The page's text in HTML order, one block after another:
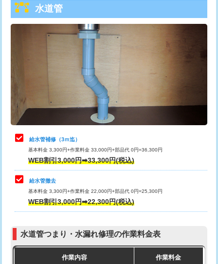
給水管工事※（ライニング鋼管・銅
管・ポリ管・HT管使用/3ｍまで)
給水管工事※（ライニング鋼管・銅
管・ポリ管・HT管使用/3ｍ超え)
排水管工事（土の掘削・埋め戻し作
11,000円~
排水管工事（排水管工事/3ｍまで） 55,000円
排水管工事（追加 排水管工事/3ｍ超
マス交換（土の掘削・埋め戻し作業）
マス交換（深さ50㎝未満）
マス交換（深さ50㎝以上）
コンクリート斫り（厚さ10㎝まで）
トーラー機使用/3mまで
追加トーラー機使用/3m超え
33,000円
8,800円
止水・漏水調査・防水処理・清掃・修
理・調整・分解・加工など（軽作業）
11,000円
止水・漏水調査・防水処理・清掃・修
理・調整・分解・加工など（中作業）
止水・漏水調査・防水処理・清掃・修
理・調整・分解・加工など（重作業）
33,000円
その他部品の脱着
交換・取付（タンク）
式）)
式・ワンホール）)
水道管
給水管補修（3ｍ迄）
基本料金 3,300円+作業料金 33,000円+部品代 0円=36,300円
WEB割引3,000円➡33,300円(税込)
給水管撤去
基本料金 3,300円+作業料金 22,000円+部品代 0円=25,300円
WEB割引3,000円➡22,300円(税込)
水道管つまり・水漏れ修理の作業料金表
作業内容 作業料金